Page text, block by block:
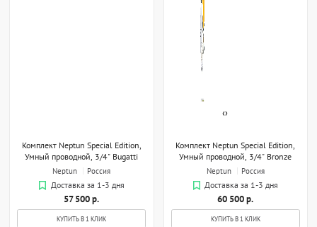
‹›
Комплект Neptun Special Edition,
Умный проводной, 3/4" Bugatti
Neptun
Россия
Доставка за 1-3 дня
57 500 р.
КУПИТЬ В 1 КЛИК
Комплект Neptun Special Edition,
Умный проводной, 3/4" Bronze
Neptun
Россия
Доставка за 1-3 дня
60 500 р.
КУПИТЬ В 1 КЛИК